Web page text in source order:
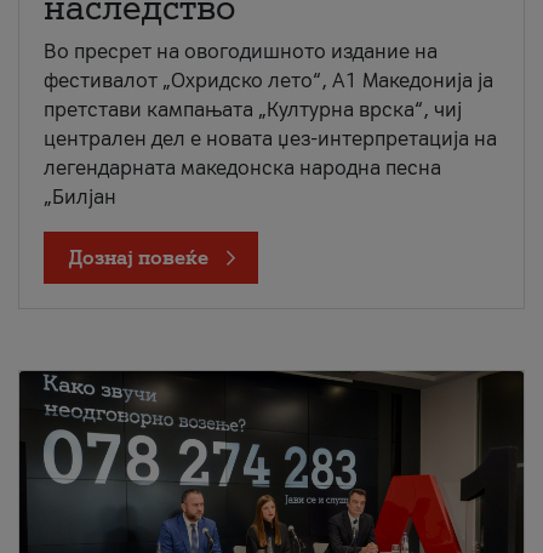
Во пресрет на овогодишното издание на
фестивалот „Охридско лето“, А1 Македонија ја
претстави кампањата „Културна врска“, чиј
централен дел е новата џез-интерпретација на
легендарната македонска народна песна
„Билјан
Дознај повеќе